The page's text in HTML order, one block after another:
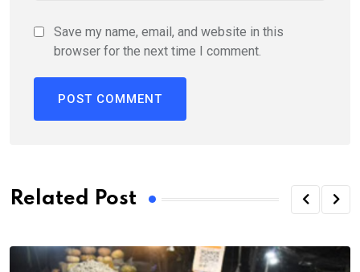
Save my name, email, and website in this
browser for the next time I comment.
Related Post